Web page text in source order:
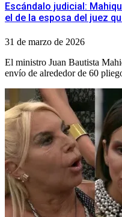
Escándalo judicial:
el de la esposa del juez
31 de marzo de 2026
El ministro Juan Bautista
envío de alrededor de 60